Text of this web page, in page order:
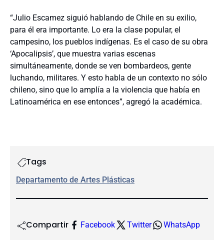
“Julio Escamez siguió hablando de Chile en su exilio,
para él era importante. Lo era la clase popular, el
campesino, los pueblos indígenas. Es el caso de su obra
‘Apocalipsis’, que muestra varias escenas
simultáneamente, donde se ven bombardeos, gente
luchando, militares. Y esto habla de un contexto no sólo
chileno, sino que lo amplía a la violencia que había en
Latinoamérica en ese entonces”, agregó la académica.
Tags
Departamento de Artes Plásticas
Compartir Facebook Twitter WhatsApp